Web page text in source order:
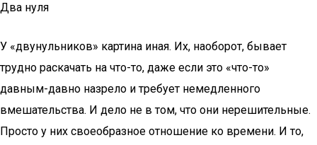
Два нуля
У «двунульников» картина иная. Их, наоборот, бывает
трудно раскачать на что-то, даже если это «что-то»
давным-давно назрело и требует немедленного
вмешательства. И дело не в том, что они нерешительные.
Просто у них своеобразное отношение ко времени. И то,